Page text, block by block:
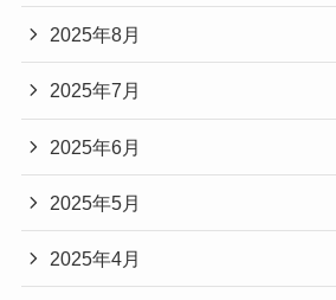
2025年8月
2025年7月
2025年6月
2025年5月
2025年4月